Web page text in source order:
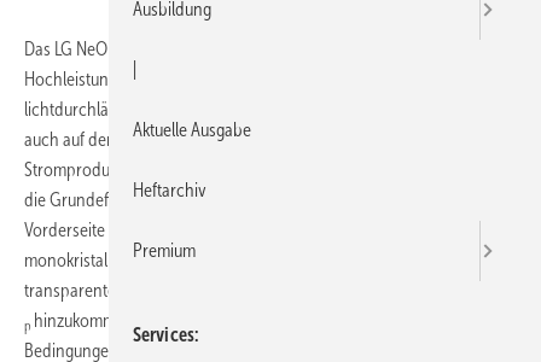
Das LG NeON 2 BiFacial von LG Electronics basiert auf dem
Hochleistungsmodul NeON 2. Zentrale Neuerung ist die
lichtdurchlässige Folie auf der Rückseite. Einfallendes Licht kann nun
auch auf der Modulrückseite eingefangen werden und so zur
Stromproduktion beitragen. Durch diesen bifazialen Bonus lässt sich
die Grundeffizienz der Baureihe noch einmal erhöhen: Auf der
Vorderseite erreichen die LG300N1TModule mit ihren 60
monokristallinen Zellen eine Grundleistung von 300 W
. Durch die
transparente Rückseitenfolie können bei viel Lichteinfall weitere 75 W
p hinzukommen. Damit erzielt ein einzelnes Modul unter optimalen
Bedingungen auf einer Fläche von 164 x 100 cm eine effektive
Ausbildung
Aktuelle Ausgabe
Heftarchiv
Premium
Services